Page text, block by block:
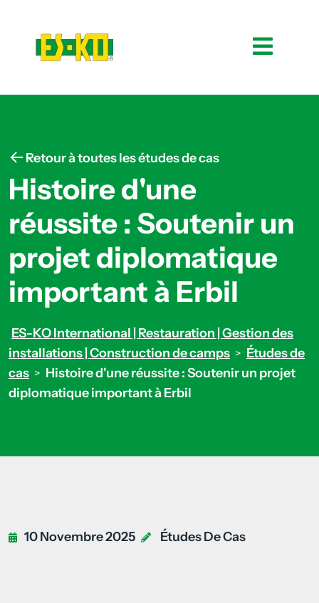
Retour à toutes les études de cas
Histoire d'une
réussite : Soutenir un
projet diplomatique
important à Erbil
ES-KO International | Restauration | Gestion des
installations | Construction de camps > Études de
cas > Histoire d'une réussite : Soutenir un projet
diplomatique important à Erbil
10 Novembre 2025 Études De Cas